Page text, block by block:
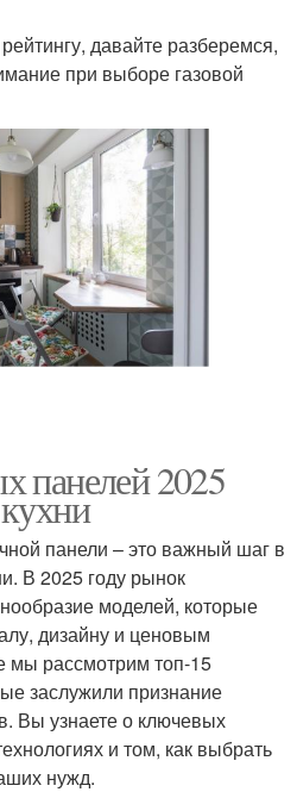
давайте разберемся,
при выборе газовой
панелей 2025
панели – это важный шаг в
В 2025 году рынок
моделей, которые
дизайну и ценовым
мы рассмотрим топ-15
заслужили признание
Вы узнаете о ключевых
и том, как выбрать
нужд.